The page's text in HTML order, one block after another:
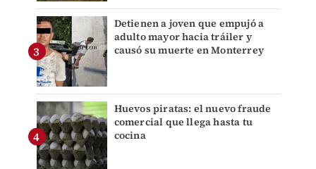
Detienen a joven que empujó a
adulto mayor hacia tráiler y
causó su muerte en Monterrey
Huevos piratas: el nuevo fraude
comercial que llega hasta tu
cocina